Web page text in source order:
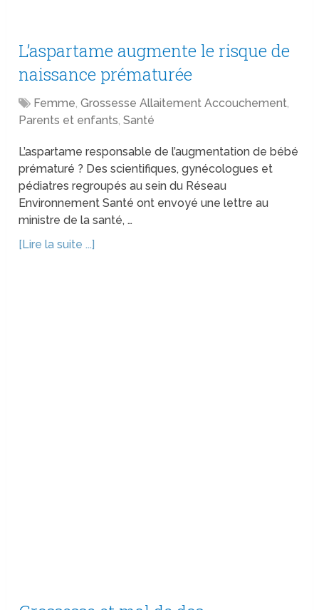
L’aspartame augmente le risque de
naissance prématurée
Femme,Grossesse Allaitement Accouchement,
Parents et enfants,Santé
L’aspartame responsable de l’augmentation de bébé
prématuré ? Des scientifiques, gynécologues et
pédiatres regroupés au sein du Réseau
Environnement Santé ont envoyé une lettre au
ministre de la santé, …
[Lire la suite ...]